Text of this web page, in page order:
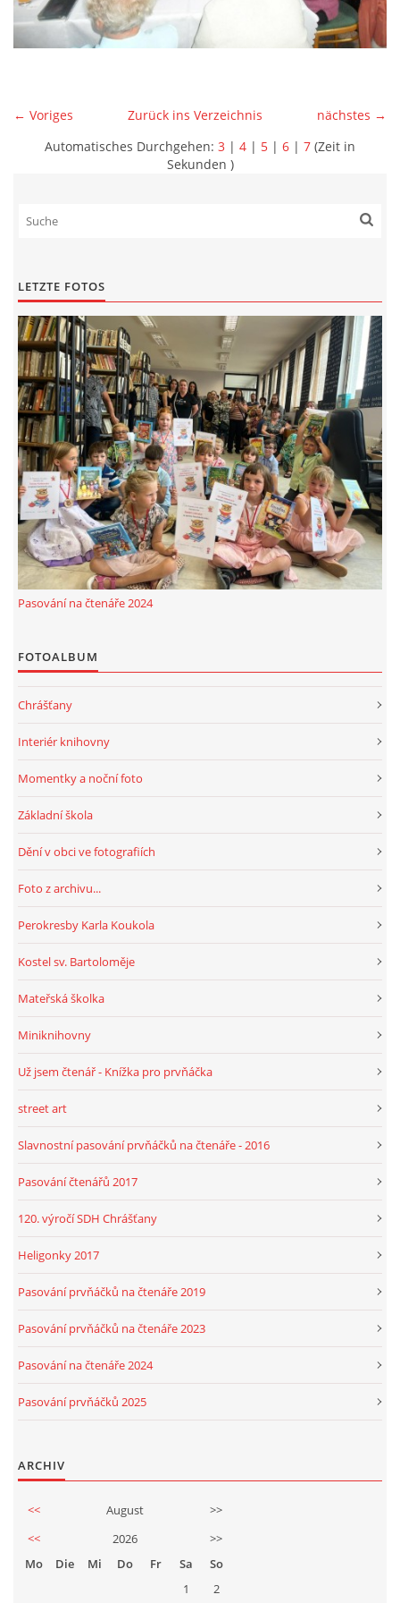
← Voriges nächstes →
Zurück ins Verzeichnis
Automatisches Durchgehen: 3 | 4 | 5 | 6 | 7 (Zeit in
Sekunden )
LETZTE FOTOS
Pasování na čtenáře 2024
FOTOALBUM
Chrášťany
Interiér knihovny
Momentky a noční foto
Základní škola
Dění v obci ve fotografiích
Foto z archivu...
Perokresby Karla Koukola
Kostel sv. Bartoloměje
Mateřská školka
Miniknihovny
Už jsem čtenář - Knížka pro prvňáčka
street art
Slavnostní pasování prvňáčků na čtenáře - 2016
Pasování čtenářů 2017
120. výročí SDH Chrášťany
Heligonky 2017
Pasování prvňáčků na čtenáře 2019
Pasování prvňáčků na čtenáře 2023
Pasování na čtenáře 2024
Pasování prvňáčků 2025
ARCHIV
<< August
>>
<<
2026
>>
Mo
Die Mi Do Fr Sa
So
1
2